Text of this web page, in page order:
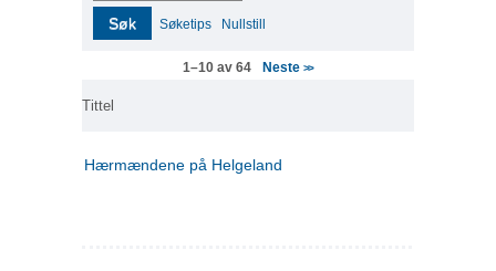
Søk Søketips Nullstill
1–10 av 64 Neste>>
Tittel
Hærmændene på Helgeland